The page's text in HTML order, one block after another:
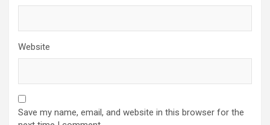
Website
Save my name, email, and website in this browser for the